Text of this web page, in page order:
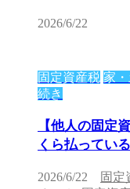
2026/6/22
固定資産税 家
続き
【他人の固定
くら払ってい
2026/6/22
固定